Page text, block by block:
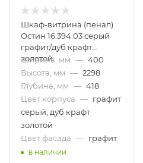
Шкаф-витрина (пенал)
Остин 16.394.03 серый
графит/дуб крафт
золотой
Ширина, мм — 400
Высота, мм — 2298
Глубина, мм — 418
Цвет корпуса — графит
серый, дуб крафт
золотой
Цвет фасада — графит
в наличии